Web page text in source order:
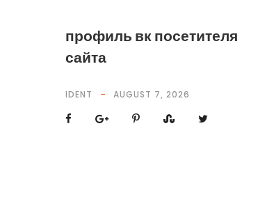
профиль вк посетителя
сайта
IDENT AUGUST 7, 2026